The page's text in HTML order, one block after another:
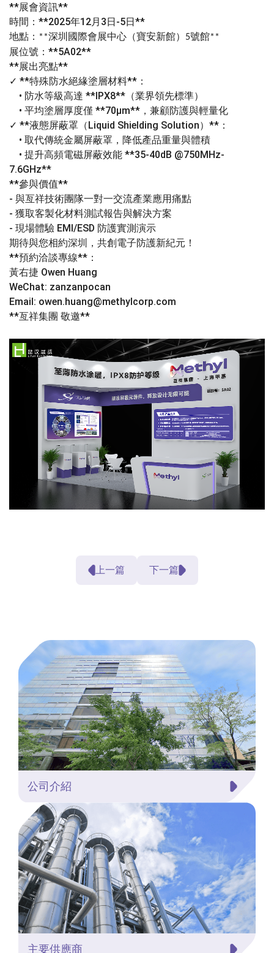
**展會資訊**
時間： **2025年12月 3日-5日**
地點： **深圳國際會展中心（寶安新館） 5號館**
展位號： **5A02**
**展出亮點**
✓ **特殊防水絕緣塗層材料** ：
• 防水等級高達 **IPX8** （業界領先標準）
• 平均塗層厚度僅 **70μm** ，兼顧防護與輕量化
✓ **液態屏蔽罩（Liquid Shielding Solution） ** ：
• 取代傳統金屬屏蔽罩，降低產品重量與體積
• 提升高頻電磁屏蔽效能 **35-40dB @750MHz-
7.6GHz**
**參與價值**
- 與亙祥技術團隊一對一交流產業應用痛點
- 獲取客製化材料測試報告與解決方案
- 現場體驗 EMI/ESD 防護實測演示
期待與您相約深圳，共創電子防護新紀元！
**預約洽談專線** ：
黃右捷 Owen Huang
WeChat: zanzanpocan
Email: owen.huang@methylcorp.com
**亙祥集團 敬邀**
上一篇 下一篇
公司介紹
主要供應商